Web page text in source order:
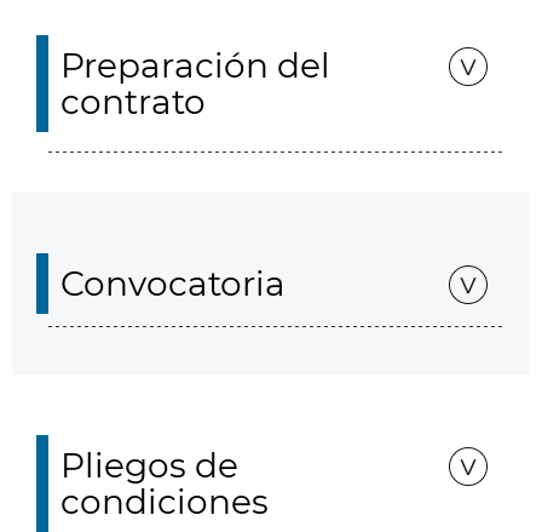
Preparación del
contrato
Convocatoria
Pliegos de
condiciones